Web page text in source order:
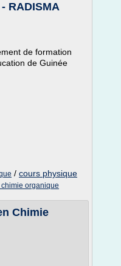
RADISMA
de formation
de Guinée
/ cours physique
organique
Chimie